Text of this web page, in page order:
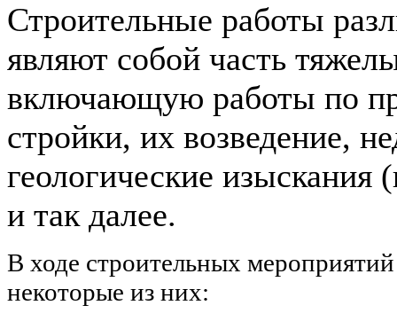
Строительные работы
являют собой часть
включающую работы по
стройки, их возведение,
геологические изыскания
и так далее.
В ходе строительных
некоторые из них: